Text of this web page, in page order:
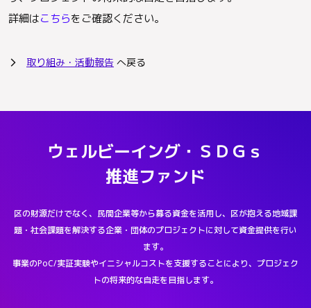
詳細はこちらをご確認ください。
arrow_forward_ios 取り組み・活動報告 へ戻る
ウェルビーイング・ＳＤＧｓ
推進ファンド
区の財源だけでなく、民間企業等から募る資金を活用し、区が抱える地域課
題・社会課題を解決する企業・団体のプロジェクトに対して資金提供を行い
ます。
事業のPoC/実証実験やイニシャルコストを支援することにより、プロジェク
トの将来的な自走を目指します。